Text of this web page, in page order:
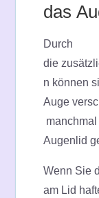
das
Durch
die
n können
Auge
Augenlid
Wenn Sie
am Lid